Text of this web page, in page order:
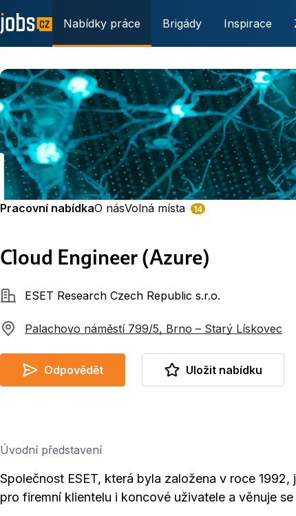
Nabídky práce Brigády Inspirace
Pracovní nabídkaO násVolná místa 14
Cloud Engineer (Azure)
SpolečnostESET Research Czech Republic s.r.o.
Palachovo náměstí 799/5, Brno – Starý Lískovec
Odpovědět Uložit nabídku
Úvodní představení
Společnost ESET, která byla založena v roce
pro firemní klientelu i koncové uživatele a věnuje